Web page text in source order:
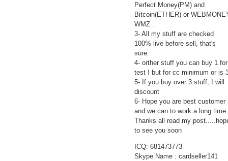
Perfect Money(PM) and
Bitcoin(ETHER) or
WMZ .
3- All my stuff are checked
100% live before sell, that's
sure.
4- orther stuff you can buy 1 for
test ! but for cc minimum or is
5- If you buy over 3 stuff, I will
discount
6- Hope you are best customer
and we can to work a long time.
Thanks all read my
to see you soon
ICQ: 681473773
Skype Name : cardseller141